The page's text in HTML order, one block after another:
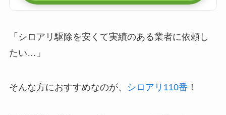
「シロアリ駆除を安くて実績のある業者に依頼し
たい…」
そんな方におすすめなのが、 シロアリ110番 ！